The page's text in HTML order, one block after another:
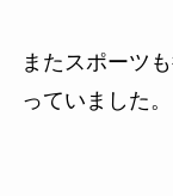
またスポーツ
っていました。